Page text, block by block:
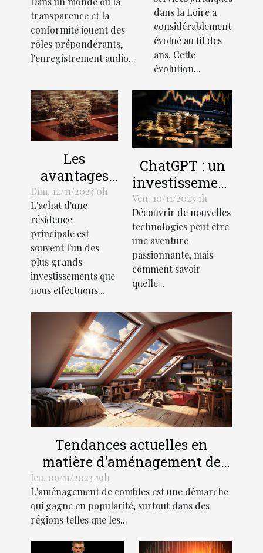
audio lors de
recrutements
transparence et la
conformité jouent des
rôles prépondérants,
l'enregistrement audio...
juridiques
en Loire
dans la Loire a
considérablement
évolué au fil des
ans. Cette
évolution...
Les
avantages
économiques
de la
création
d'une SCI
pour l'achat
d'une
résidence
principale
Dim. 12/11/2023 0h
L'achat d'une
résidence
principale est
souvent l'un des
plus grands
investissements que
nous effectuons...
ChatGPT : un
investissement
rentable pour
les entreprises
Ven. 10/11/2023 1h
Découvrir de nouvelles
technologies peut être
une aventure
passionnante, mais
comment savoir
quelle...
Tendances actuelles en
matière d'aménagement de
combles dans les régions
Hauts-de-France et Grand Est
Jeu. 09/11/2023 19h
L'aménagement de combles est une démarche
qui gagne en popularité, surtout dans des
régions telles que les...